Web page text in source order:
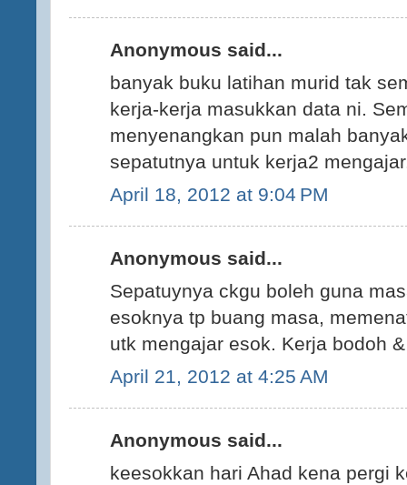
Anonymous said...
banyak buku latihan murid tak
kerja-kerja masukkan data ni.
menyenangkan pun malah
sepatutnya untuk kerja2
April 18, 2012 at 9:04 PM
Anonymous said...
Sepatuynya ckgu boleh guna
esoknya tp buang masa,
utk mengajar esok. Kerja bodoh
April 21, 2012 at 4:25 AM
Anonymous said...
keesokkan hari Ahad kena pergi